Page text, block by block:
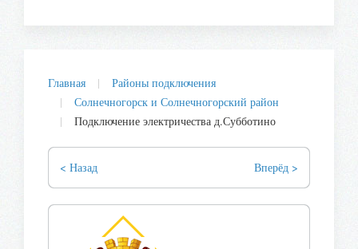
Главная
Районы подключения
Солнечногорск и Солнечногорский район
Подключение электричества д.Субботино
< Назад Вперёд >